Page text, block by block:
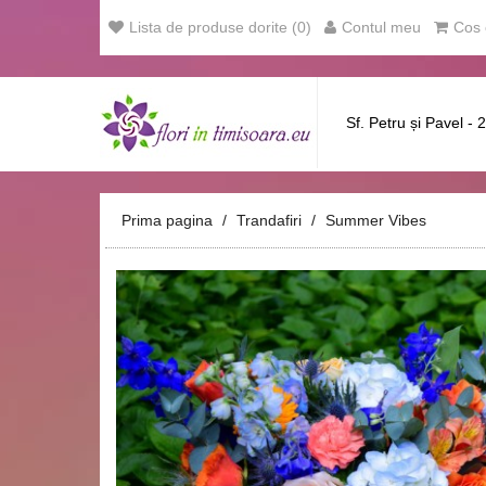
Lista de produse dorite (0) Contul meu Cos
Sf. Petru și Pavel -
Prima pagina Trandafiri Summer Vibes